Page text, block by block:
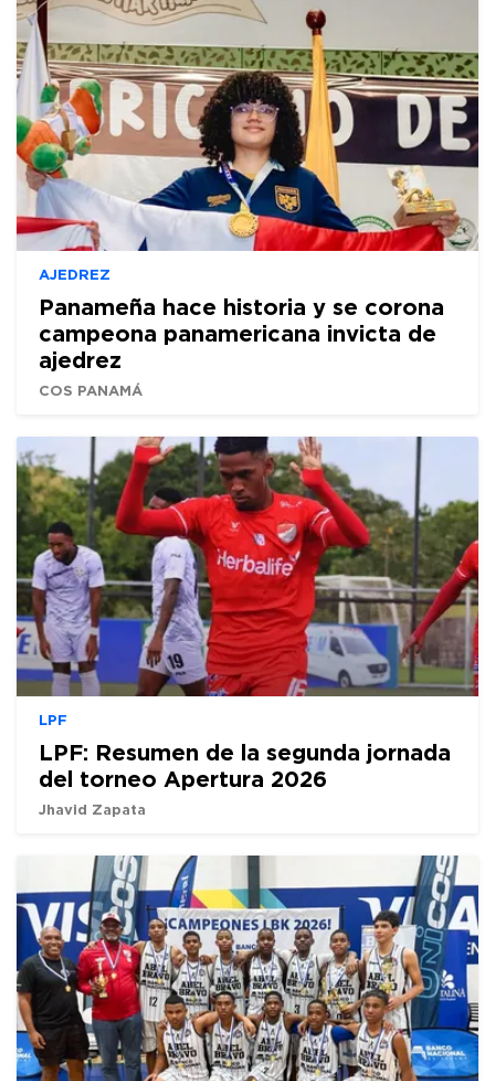
AJEDREZ
Panameña hace historia y se corona
campeona panamericana invicta de
ajedrez
COS PANAMÁ
LPF
LPF: Resumen de la segunda jornada
del torneo Apertura 2026
Jhavid Zapata